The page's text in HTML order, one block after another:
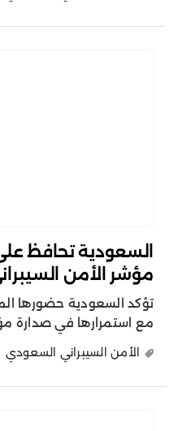
السعودية تحافظ
مؤشر الأمن
تؤكد السعودية حضورها
مع استمرارها في صدارة
الأمن السيبراني السعودي